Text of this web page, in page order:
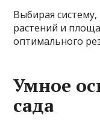
Выбирая
растений и
оптимального
Умное
сада